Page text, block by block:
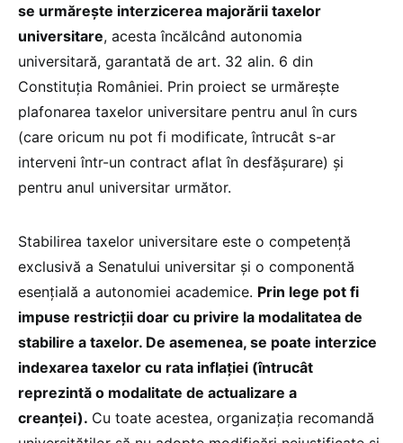
se urmărește interzicerea majorării taxelor
universitare, acesta încălcând autonomia
universitară, garantată de art. 32 alin. 6 din
Constituția României. Prin proiect se urmărește
plafonarea taxelor universitare pentru anul în curs
(care oricum nu pot fi modificate, întrucât s-ar
interveni într-un contract aflat în desfășurare) și
pentru anul universitar următor.
Stabilirea taxelor universitare este o competență
exclusivă a Senatului universitar și o componentă
esențială a autonomiei academice. Prin lege pot fi
impuse restricții doar cu privire la modalitatea de
stabilire a taxelor. De asemenea, se poate interzice
indexarea taxelor cu rata inflației (întrucât
reprezintă o modalitate de actualizare a
creanței). Cu toate acestea, organizația recomandă